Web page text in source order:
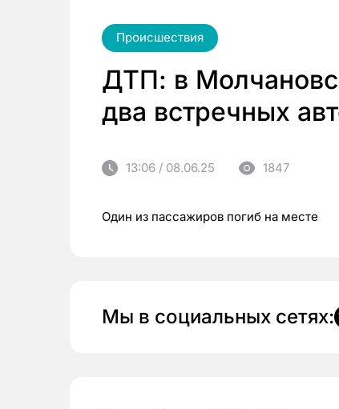
Происшествия
ДТП: в
два встречных
13:06 / 08.06.25 1847
Один из пассажиров погиб на месте
Мы в социальных сетях: